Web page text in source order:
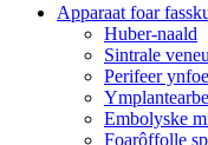
Apparaat foar
Huber-naald
Sintrale
Perifeer
Embolyske
Foarôffolle